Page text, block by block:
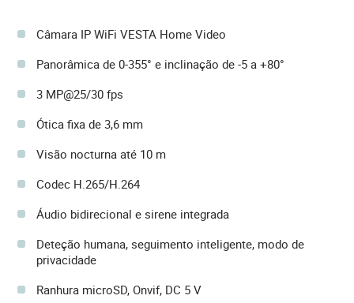
Câmara IP WiFi VESTA Home Video
Panorâmica de 0-355° e inclinação de -5 a +80°
3 MP@25/30 fps
Ótica fixa de 3,6 mm
Visão nocturna até 10 m
Codec H.265/H.264
Áudio bidirecional e sirene integrada
Deteção humana, seguimento inteligente, modo de
privacidade
Ranhura microSD, Onvif, DC 5 V